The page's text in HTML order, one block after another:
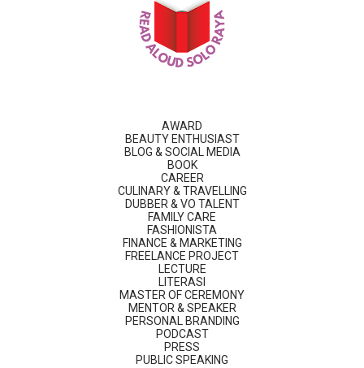
AWARD
BEAUTY ENTHUSIAST
BLOG & SOCIAL MEDIA
BOOK
CAREER
CULINARY & TRAVELLING
DUBBER & VO TALENT
FAMILY CARE
FASHIONISTA
FINANCE & MARKETING
FREELANCE PROJECT
LECTURE
LITERASI
MASTER OF CEREMONY
MENTOR & SPEAKER
PERSONAL BRANDING
PODCAST
PRESS
PUBLIC SPEAKING